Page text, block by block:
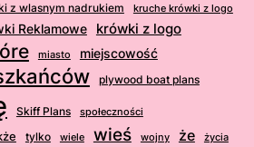
z wlasnym nadrukiem kruche krówki z logo
Reklamowe krówki z logo
miasto miejscowość
plywood boat plans
Skiff Plans społeczności
tylko wiele wieś wojny że życia